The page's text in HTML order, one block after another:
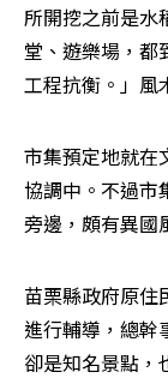
所開挖之前是水
堂、遊樂場，都
工程抗衡。」風
市集預定地就在
協調中。不過市
旁邊，頗有異國
苗栗縣政府原住
進行輔導，總幹
卻是知名景點，